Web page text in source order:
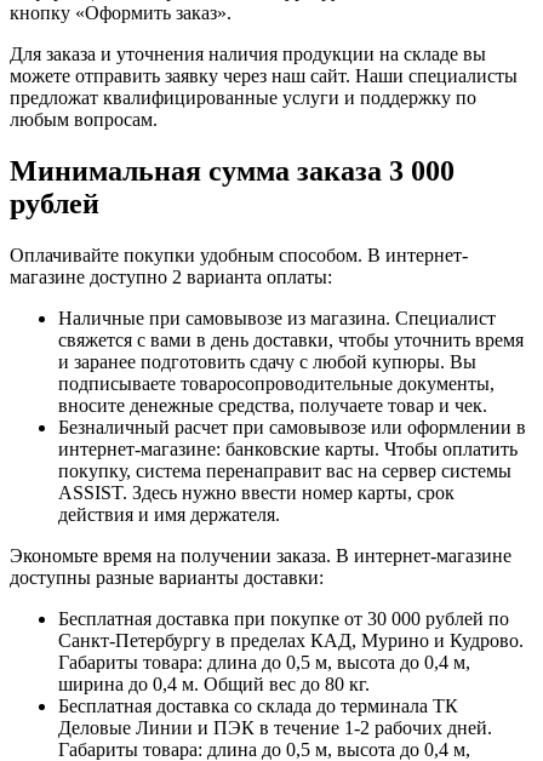
кнопку «Оформить заказ».
Для заказа и уточнения наличия продукции на складе вы
можете отправить заявку через наш сайт. Наши специалисты
предложат квалифицированные услуги и поддержку по
любым вопросам.
Минимальная сумма заказа 3 000
рублей
Оплачивайте покупки удобным способом. В интернет-
магазине доступно 2 варианта оплаты:
Наличные при самовывозе из магазина. Специалист
свяжется с вами в день доставки, чтобы уточнить время
и заранее подготовить сдачу с любой купюры. Вы
подписываете товаросопроводительные документы,
вносите денежные средства, получаете товар и чек.
Безналичный расчет при самовывозе или оформлении в
интернет-магазине: банковские карты. Чтобы оплатить
покупку, система перенаправит вас на сервер системы
ASSIST. Здесь нужно ввести номер карты, срок
действия и имя держателя.
Экономьте время на получении заказа. В интернет-магазине
доступны разные варианты доставки:
Бесплатная доставка при покупке от 30 000 рублей по
Санкт-Петербургу в пределах КАД, Мурино и Кудрово.
Габариты товара: длина до 0,5 м, высота до 0,4 м,
ширина до 0,4 м. Общий вес до 80 кг.
Бесплатная доставка со склада до терминала ТК
Деловые Линии и ПЭК в течение 1-2 рабочих дней.
Габариты товара: длина до 0,5 м, высота до 0,4 м,